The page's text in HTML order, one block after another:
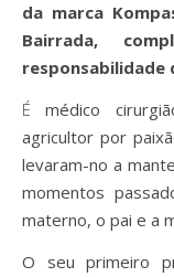
da marca
Bairrada,
responsabilidade
É médico cirurgião oftalmologista em Coimbra, mas
agricultor por
levaram-no a
momentos
materno, o pai e a
O seu primeiro